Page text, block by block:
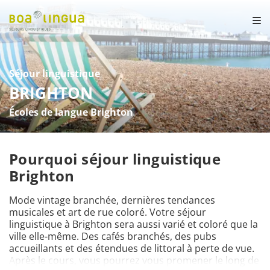
Séjour linguistique
BRIGHTON
Écoles de langue Brighton
Pourquoi séjour linguistique
Brighton
Mode vintage branchée, dernières tendances
musicales et art de rue coloré. Votre séjour
linguistique à Brighton sera aussi varié et coloré que la
ville elle-même. Des cafés branchés, des pubs
accueillants et des étendues de littoral à perte de vue.
Après le cours, vous pourrez vous promener le long de